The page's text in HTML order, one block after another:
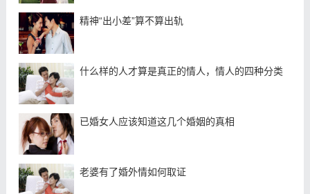
精神“出小差”算不算出轨
什么样的人才算是真正的情人，情人的四种分类
已婚女人应该知道这几个婚姻的真相
老婆有了婚外情如何取证